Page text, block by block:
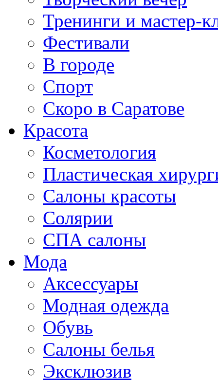
Тренинги и мастер-
Фестивали
В городе
Спорт
Скоро в Саратове
Красота
Косметология
Пластическая
Салоны красоты
Солярии
СПА салоны
Мода
Аксессуары
Модная одежда
Обувь
Салоны белья
Эксклюзив